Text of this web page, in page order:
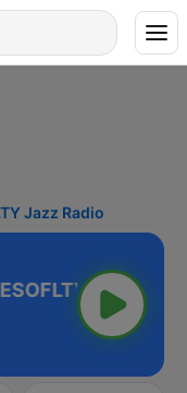
Jazz Radio